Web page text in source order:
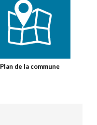
Plan de la commune